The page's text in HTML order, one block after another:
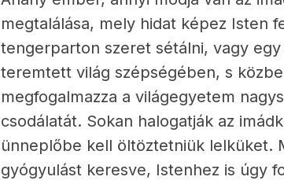
megtalálása, mely hidat képez Isten
tengerparton szeret sétálni, vagy
teremtett világ szépségében, s
megfogalmazza a világegyetem
csodálatát. Sokan halogatják az
ünneplőbe kell öltöztetniük lelküket.
gyógyulást keresve, Istenhez is úgy